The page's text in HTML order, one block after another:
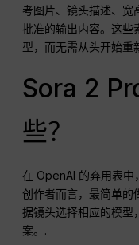
考图片、镜头描述、宽
批准的输出内容。这些
型，而无需从头开始重
Sora 2
些？
在 OpenAI 的弃用表中
创作者而言，最简单的
据镜头选择相应的模型
案。.